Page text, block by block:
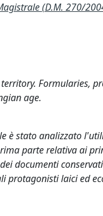
(D.M. 270/
Formularies,
age.
è stato analizzato
parte relativa ai
documenti
protagonisti laici ed